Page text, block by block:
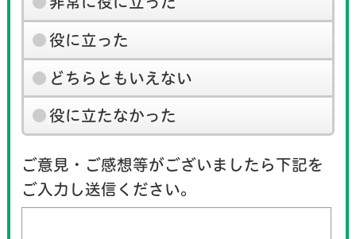
役に立った
どちらともいえない
役に立たなかった
ご意見・ご感想等がございましたら下記を
ご入力し送信ください。